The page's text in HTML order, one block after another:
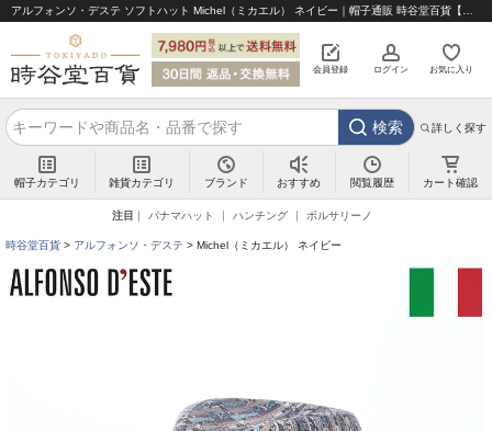
会員登録 ログイン お気に入り
検索 詳しく探す
帽子カテゴリ 雑貨カテゴリ ブランド おすすめ 閲覧履歴 カート確認
注目 パナマハット ハンチング ボルサリーノ
時谷堂百貨 アルフォンソ・デステ Michel（ミカエル） ネイビー